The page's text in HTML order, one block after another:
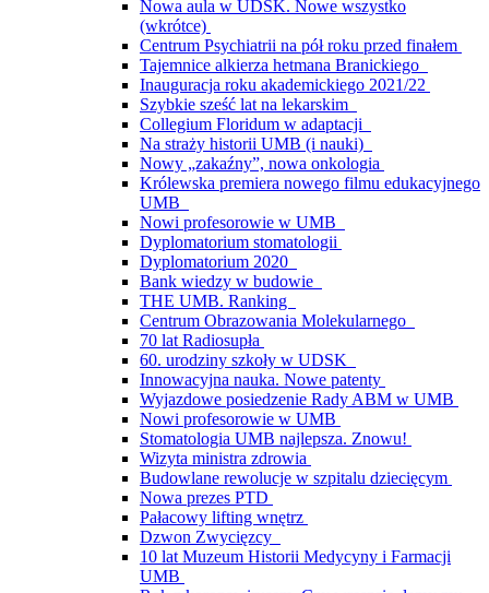
Nowa aula w UDSK. Nowe wszystko
(wkrótce)
Centrum Psychiatrii na pół roku przed finałem
Tajemnice alkierza hetmana Branickiego
Inauguracja roku akademickiego 2021/22
Szybkie sześć lat na lekarskim
Collegium Floridum w adaptacji
Na straży historii UMB (i nauki)
Nowy „zakaźny”, nowa onkologia
Królewska premiera nowego filmu edukacyjnego
UMB
Nowi profesorowie w UMB
Dyplomatorium stomatologii
Dyplomatorium 2020
Bank wiedzy w budowie
THE UMB. Ranking
Centrum Obrazowania Molekularnego
70 lat Radiosupła
60. urodziny szkoły w UDSK
Innowacyjna nauka. Nowe patenty
Wyjazdowe posiedzenie Rady ABM w UMB
Nowi profesorowie w UMB
Stomatologia UMB najlepsza. Znowu!
Wizyta ministra zdrowia
Budowlane rewolucje w szpitalu dziecięcym
Nowa prezes PTD
Pałacowy lifting wnętrz
Dzwon Zwycięzcy
10 lat Muzeum Historii Medycyny i Farmacji
UMB